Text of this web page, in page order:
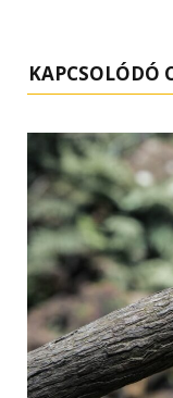
KAPCSOLÓDÓ